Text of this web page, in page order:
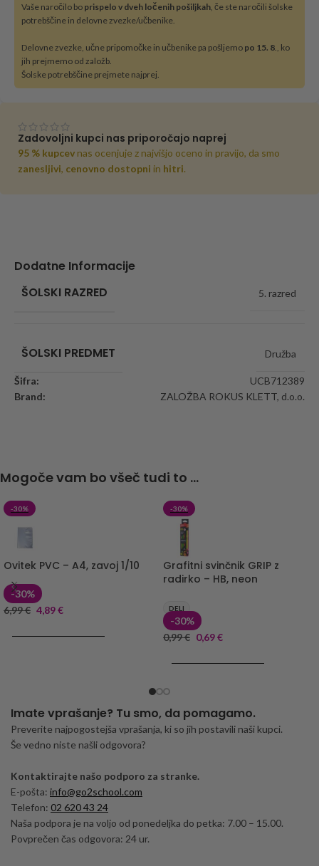
Vaše naročilo bo prispelo v dveh ločenih pošiljkah, če ste naročili šolske
potrebščine in delovne zvezke/učbenike.
Delovne zvezke, učne pripomočke in učbenike pa pošljemo po 15. 8., ko
jih prejmemo od založb.
Šolske potrebščine prejmete najprej.
Zadovoljni kupci nas priporočajo naprej
95 % kupcev nas ocenjuje z najvišjo oceno in pravijo, da smo
zanesljivi, cenovno dostopni in hitri.
Dodatne Informacije
ŠOLSKI RAZRED
5. razred
ŠOLSKI PREDMET Družba
Šifra:
UCB712389
Brand:
ZALOŽBA ROKUS KLETT, d.o.o.
Mogoče vam bo všeč tudi to ...
-30%
Ovitek PVC – A4, zavoj 1/10
-30%
6,99€ 4,89€
-30%
Grafitni svinčnik GRIP z
radirko – HB, neon
DELI
-30%
0,99€ 0,69€
Imate vprašanje? Tu smo, da pomagamo.
Preverite najpogostejša vprašanja, ki so jih postavili naši kupci.
Še vedno niste našli odgovora?
Kontaktirajte našo podporo za stranke.
E-pošta: info@go2school.com
Telefon: 02 620 43 24
Naša podpora je na voljo od ponedeljka do petka: 7.00 – 15.00.
Povprečen čas odgovora: 24 ur.